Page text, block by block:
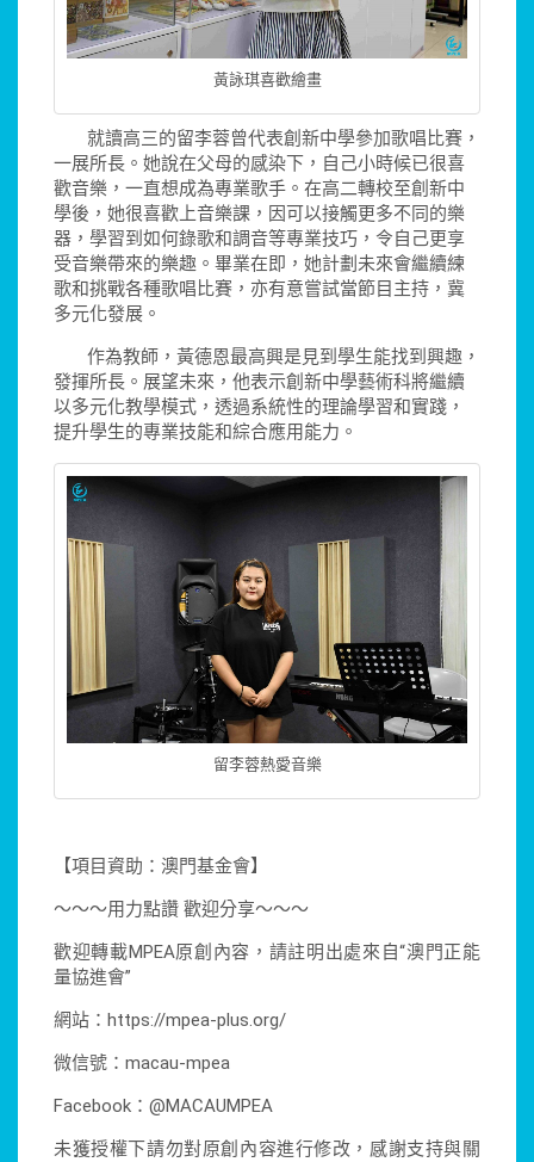
黃詠琪喜歡繪畫
就讀高三的留李蓉曾代表創新中學參加歌唱比賽，
一展所長。她說在父母的感染下，自己小時候已很喜
歡音樂，一直想成為專業歌手。在高二轉校至創新中
學後，她很喜歡上音樂課，因可以接觸更多不同的樂
器，學習到如何錄歌和調音等專業技巧，令自己更享
受音樂帶來的樂趣。畢業在即，她計劃未來會繼續練
歌和挑戰各種歌唱比賽，亦有意嘗試當節目主持，冀
多元化發展。
作為教師，黃德恩最高興是見到學生能找到興趣，
發揮所長。展望未來，他表示創新中學藝術科將繼續
以多元化教學模式，透過系統性的理論學習和實踐，
提升學生的專業技能和綜合應用能力。
留李蓉熱愛音樂
【項目資助：澳門基金會】
～～～用力點讚 歡迎分享～～～
歡迎轉載MPEA原創內容，請註明出處來自“澳門正能
量協進會”
網站：https://mpea-plus.org/
微信號：macau-mpea
Facebook：@MACAUMPEA
未獲授權下請勿對原創內容進行修改，感謝支持與關